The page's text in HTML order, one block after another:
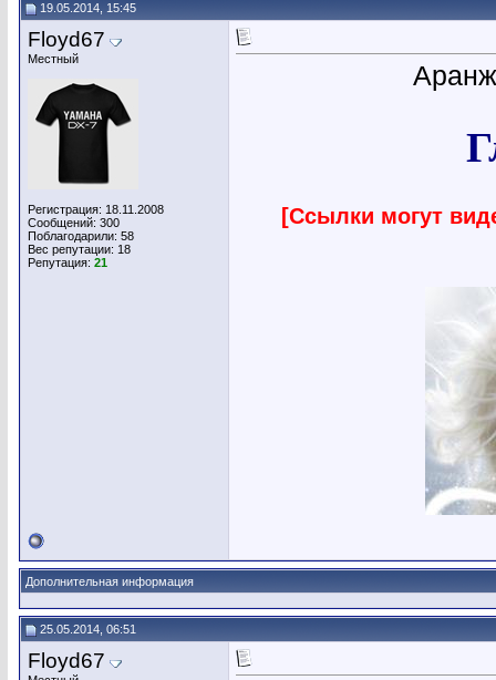
19.05.2014, 15:45
Floyd67
Местный
Регистрация: 18.11.2008
Сообщений: 300
Поблагодарили: 58
Вес репутации: 18
Репутация: 21
[Ссылки могут
Дополнительная информация
25.05.2014, 06:51
Floyd67